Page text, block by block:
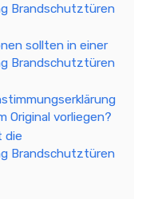
Brandschutztüren
sollten in einer
Brandschutztüren
Original vorliegen?
die
Brandschutztüren